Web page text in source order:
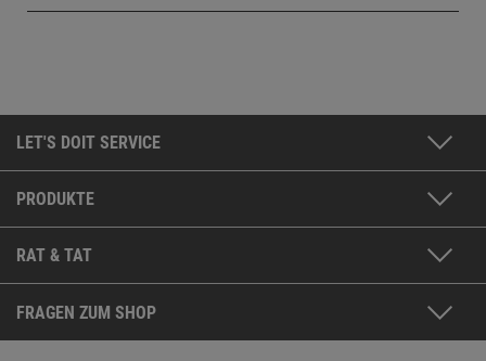
LET'S DOIT SERVICE
PRODUKTE
RAT & TAT
FRAGEN ZUM SHOP